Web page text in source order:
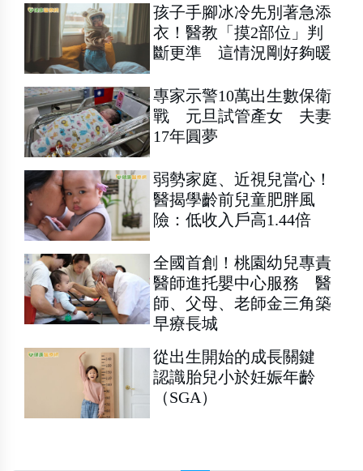
孩子手腳冰冷先別著急添
衣！醫教「摸2部位」判
斷更準 這情況剛好夠暖
專家示警10萬出生數保衛
戰 元旦試管產女 夫妻
17年圓夢
弱勢家庭、近視兒當心！
醫揭學齡前兒童肥胖風
險：低收入戶高1.44倍
全國首創！桃園幼兒專責
醫師進托嬰中心服務 醫
師、父母、老師金三角築
早療長城
從出生開始的成長關鍵
認識胎兒小於妊娠年齡
（SGA）